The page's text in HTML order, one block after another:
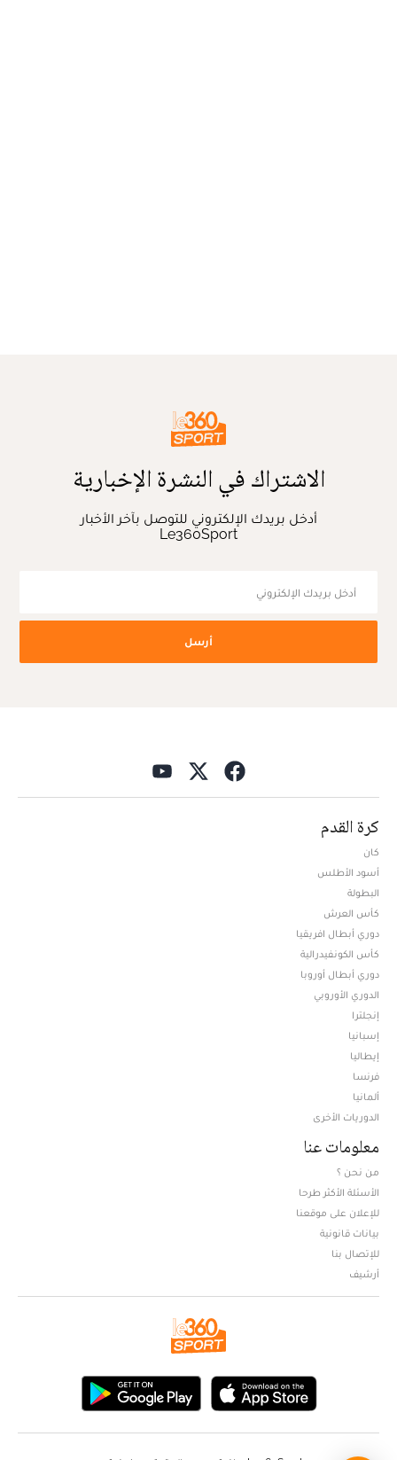
الاشتراك في النشرة الإخبارية
أدخل بريدك الإلكتروني للتوصل بآخر الأخبار
Le360Sport
أرسل
كرة القدم
كان
أسود الأطلس
البطولة
كأس العرش
دوري أبطال افريقيا
كأس الكونفيدرالية
دوري أبطال أوروبا
الدوري الأوروبي
إنجلترا
إسبانيا
إيطاليا
فرنسا
ألمانيا
الدوريات الأخرى
معلومات عنا
من نحن ؟
الأسئلة الأكثر طرحا
للإعلان على موقعنا
بيانات قانونية
للإتصال بنا
أرشيف